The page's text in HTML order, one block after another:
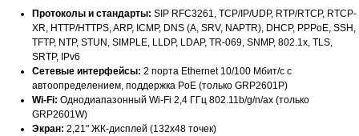
Протоколы и стандарты: SIP RFC3261, TCP/IP/UDP, RTP/RTCP, RTCP-
XR, HTTP/HTTPS, ARP, ICMP, DNS (A, SRV, NAPTR), DHCP, PPPoE, SSH,
TFTP, NTP, STUN, SIMPLE, LLDP, LDAP, TR-069, SNMP, 802.1x, TLS,
SRTP, IPv6
Сетевые интерфейсы: 2 порта Ethernet 10/100 Мбит/с с
автоопределением, поддержка PoE (только GRP2601P)
Wi-Fi: Однодиапазонный Wi-Fi 2,4 ГГц 802.11b/g/n/ax (только
GRP2601W)
Экран: 2,21" ЖК-дисплей (132x48 точек)